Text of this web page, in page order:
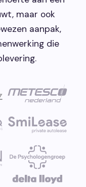
maar ook
aanpak,
die